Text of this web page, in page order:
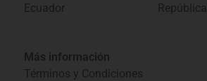
Ecuador
Más información
Términos y Condiciones